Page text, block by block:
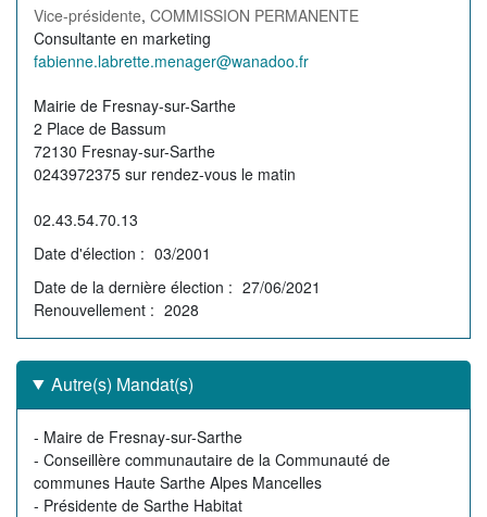
Vice-présidente, COMMISSION PERMANENTE
Profession
de
Consultante en marketing
Courriel
l'élu(e)
fabienne.labrette.menager@wanadoo.fr
Permanence
Mairie de Fresnay-sur-Sarthe
2 Place de Bassum
72130 Fresnay-sur-Sarthe
0243972375 sur rendez-vous le matin
02.43.54.70.13
Date d'élection
03/2001
Date de la dernière élection
27/06/2021
Renouvellement
2028
Autre(s) Mandat(s)
Autre(s)
mandat(s)
- Maire de Fresnay-sur-Sarthe
- Conseillère communautaire de la Communauté de
communes Haute Sarthe Alpes Mancelles
- Présidente de Sarthe Habitat